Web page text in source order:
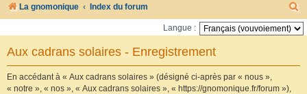
La gnomonique Index du forum
e
Langue :
Aux cadrans solaires - Enregistrement
En accédant à « Aux cadrans solaires » (désigné ci-après par « nous »,
« notre », « nos », « Aux cadrans solaires », « https://gnomonique.fr/forum »),